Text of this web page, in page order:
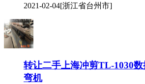
2021-02-04[浙江省台州市]
转让二手上海冲剪TL-1030
弯机